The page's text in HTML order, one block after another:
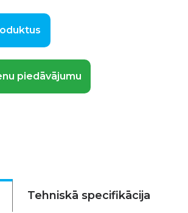
piedāvājumu
Tehniskā specifikācija